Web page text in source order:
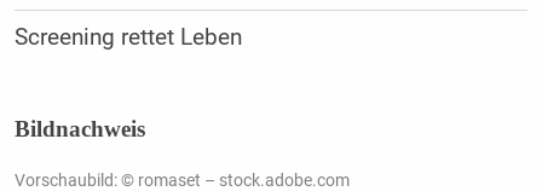
Screening rettet Leben
Bildnachweis
Vorschaubild: © romaset – stock.adobe.com